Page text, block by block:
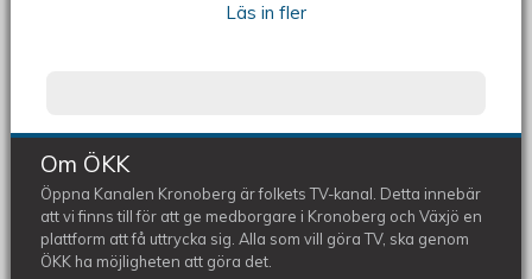
Läs in fler
Om ÖKK
Öppna Kanalen Kronoberg är folkets TV-kanal. Detta innebär
att vi finns till för att ge medborgare i Kronoberg och Växjö en
plattform att få uttrycka sig. Alla som vill göra TV, ska genom
ÖKK ha möjligheten att göra det.